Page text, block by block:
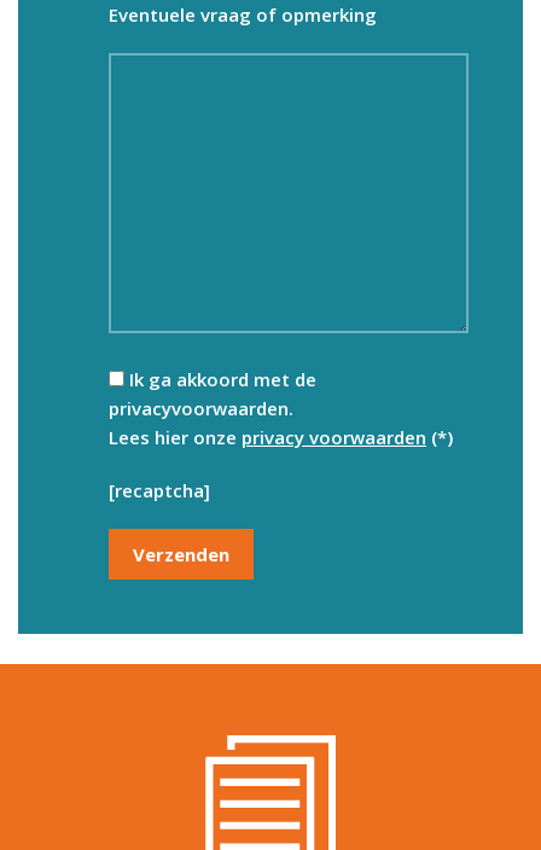
Eventuele vraag of opmerking
Ik ga akkoord met de
privacyvoorwaarden.
Lees hier onze privacy voorwaarden (*)
[recaptcha]